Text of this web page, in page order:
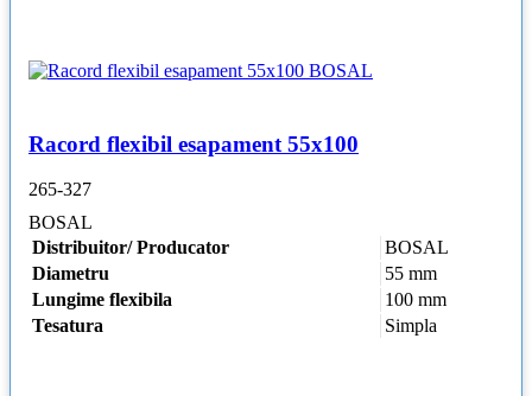
Racord flexibil esapament 55x100
265-327
BOSAL
Distribuitor/ Producator
BOSAL
Diametru
55 mm
Lungime flexibila
100 mm
Tesatura
Simpla